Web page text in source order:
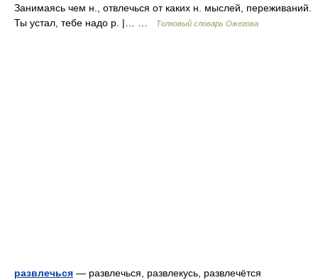
Занимаясь чем н., отвлечься от каких н. мыслей, переживаний.
Ты устал, тебе надо р. |… …
Толковый словарь Ожегова
развлечься — развлечься, развлекусь, развлечётся